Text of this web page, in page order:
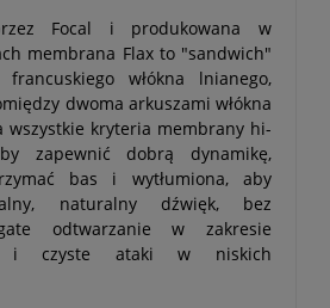
Focal i produkowana w
membrana Flax to "sandwich"
włókna lnianego,
dwoma arkuszami włókna
wszystkie kryteria membrany hi-
zapewnić dobrą dynamikę,
bas i wytłumiona, aby
naturalny dźwięk, bez
odtwarzanie w zakresie
i czyste ataki w niskich